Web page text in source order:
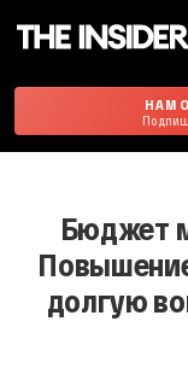
НАМ
Бюджет
долгую